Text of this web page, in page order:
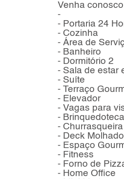
Venha
-
- Portaria 24
- Cozinha
- Área de
- Banheiro
- Dormitório 2
- Sala de estar
- Suíte
- Terraço
- Elevador
- Vagas para
- Brinquedoteca
- Churrasqueira
- Deck Molhado
- Espaço
- Fitness
- Forno de
- Home Office